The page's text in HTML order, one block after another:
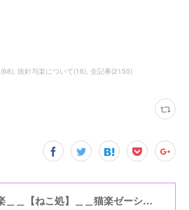
(68) 抜針与楽について(16) 全記事(2150)
抜針与楽＿＿【ねこ処】＿＿猫楽ゼーションHome☆